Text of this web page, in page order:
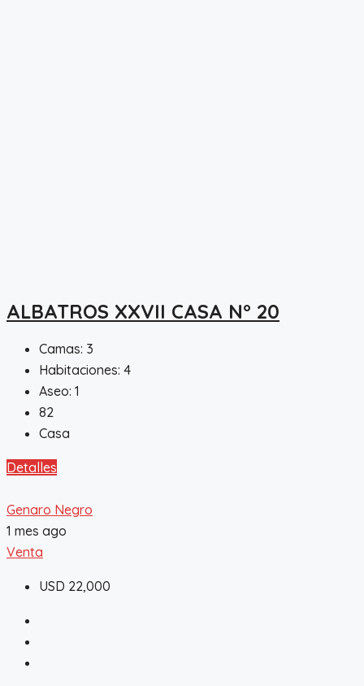
ALBATROS XXVII CASA N° 20
Camas: 3
Habitaciones: 4
Aseo: 1
82
Casa
Detalles
Genaro Negro
1 mes ago
Venta
USD 22,000